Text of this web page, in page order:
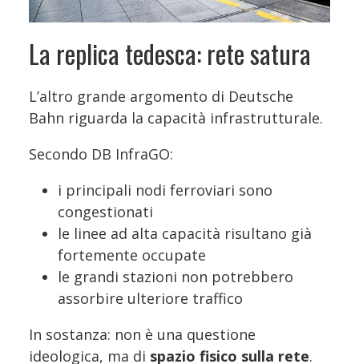
La replica tedesca: rete satura
L’altro grande argomento di Deutsche
Bahn riguarda la capacità infrastrutturale.
Secondo DB InfraGO:
i principali nodi ferroviari sono
congestionati
le linee ad alta capacità risultano già
fortemente occupate
le grandi stazioni non potrebbero
assorbire ulteriore traffico
In sostanza: non è una questione
ideologica, ma di spazio fisico sulla rete.